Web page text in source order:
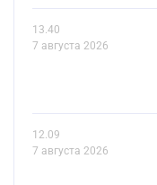
13.40
7 августа 2026
12.09
7 августа 2026